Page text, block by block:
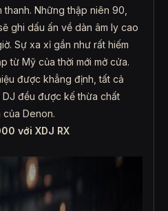
Những thập niên 90,
ghi dấu ấn về dàn âm ly cao
Sự xa xỉ gần như rất hiếm
từ Mỹ của thời mới mở cửa.
được khẳng định, tất cả
đều được kế thừa chất
của Denon.
với XDJ RX